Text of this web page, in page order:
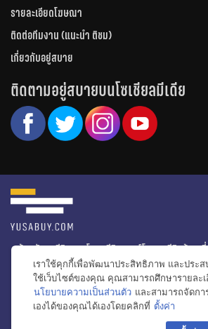
รายละเอียดโฆษณา
ติดต่อทีมงาน (แนะนำ ติชม)
เกี่ยวกับอยู่สบาย
ติดตามอยู่สบายบนโซเชียลมีเดีย
หน้าหลัก รีวิวคอนโด รีวิวทาวน์โฮม รีวิวบ้านเ
ไอเดียแต่งบ้าน
ข่าวอสังหาริมทรัพย์
โปรโมชั่นบ้า
โครงการน่าสนใจ
เราใช้คุกกี้เพื่อพัฒนาประสิทธิภาพ และประ
ใช้เว็บไซต์ของคุณ คุณสามารถศึกษารายละ
นโยบายความเป็นส่วนตัว และสามารถจัดก
เองได้ของคุณได้เองโดยคลิกที่ ตั้งค่า